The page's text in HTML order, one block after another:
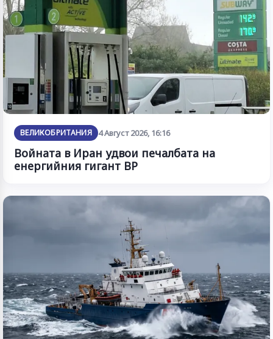
ВЕЛИКОБРИТАНИЯ 4 Август 2026, 16:16
Войната в Иран удвои печалбата на
енергийния гигант BP